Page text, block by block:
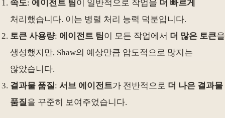
속도: 에이전트 팀이 일반적으로 작업을 더 빠르게
처리했습니다. 이는 병렬 처리 능력 덕분입니다.
토큰 사용량: 에이전트 팀이 모든 작업에서 더 많은 토큰을
생성했지만, Shaw의 예상만큼 압도적으로 많지는
않았습니다.
결과물 품질: 서브 에이전트가 전반적으로 더 나은 결과물
품질을 꾸준히 보여주었습니다.